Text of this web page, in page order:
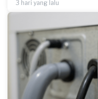
3 hari yang lalu